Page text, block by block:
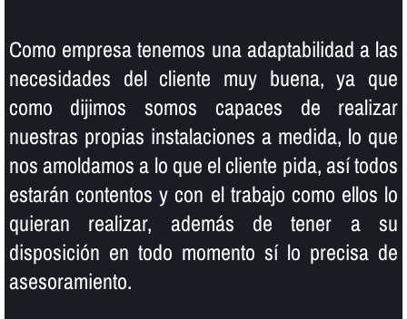
Como empresa tenemos una adaptabilidad a las
necesidades del cliente muy buena, ya que
como dijimos somos capaces de realizar
nuestras propias instalaciones a medida, lo que
nos amoldamos a lo que el cliente pida, así­ todos
estarán contentos y con el trabajo como ellos lo
quieran realizar, además de tener a su
disposición en todo momento sí­ lo precisa de
asesoramiento.